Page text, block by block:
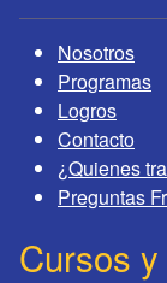
Nosotros
Programas
Logros
Contacto
¿Quienes
Preguntas
Cursos